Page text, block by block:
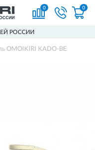
0 0
РОССИИ
OMOIKIRI KADO-BE